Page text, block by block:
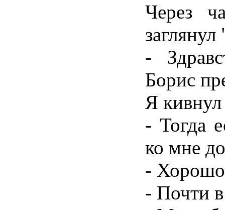
Через
-
Борис
Я кивнул
- Тогда
ко мне
-
- Почти